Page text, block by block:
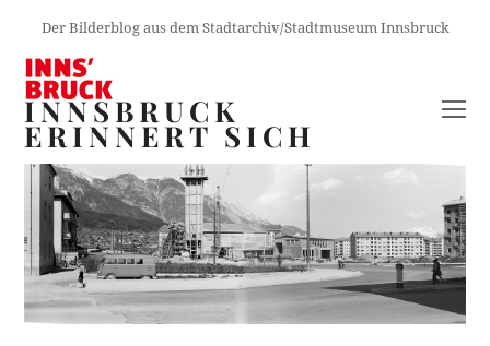
Der Bilderblog aus dem Stadtarchiv/Stadtmuseum Innsbruck
INNSBRUCK
ERINNERT SICH